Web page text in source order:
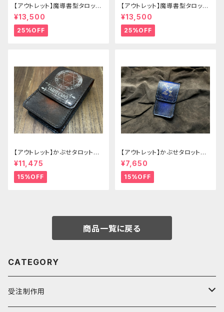
【アウトレット】魔導書型タロット
カードケース Grimoire mini
茶の書
¥13,500
25%OFF
【アウトレット】魔導書型タロット
カードケース Grimoire mini
緑の書
¥13,500
25%OFF
【アウトレット】かぶせタロットケ
ース -Hermit- ゴシックブラウ
ン
¥11,475
15%OFF
【アウトレット】かぶせタロットケ
ース -Hermit- mini ゴシックブ
ルー
¥7,650
15%OFF
商品一覧に戻る
CATEGORY
受注制作用